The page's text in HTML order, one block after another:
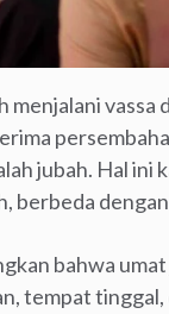
jubah. Hal ini
berbeda
bahwa
tempat